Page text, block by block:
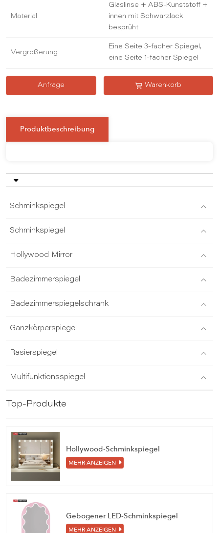
Material
Glaslinse + ABS-Kunststoff +
innen mit Schwarzlack
besprüht
Vergrößerung
Eine Seite 3-facher Spiegel,
eine Seite 1-facher Spiegel
Anfrage Warenkorb
Produktbeschreibung
Schminkspiegel
Schminkspiegel
Hollywood Mirror
Badezimmerspiegel
Badezimmerspiegelschrank
Ganzkörperspiegel
Rasierspiegel
Multifunktionsspiegel
Top-Produkte
Hollywood-Schminkspiegel
MEHR ANZEIGEN
Gebogener LED-Schminkspiegel
MEHR ANZEIGEN